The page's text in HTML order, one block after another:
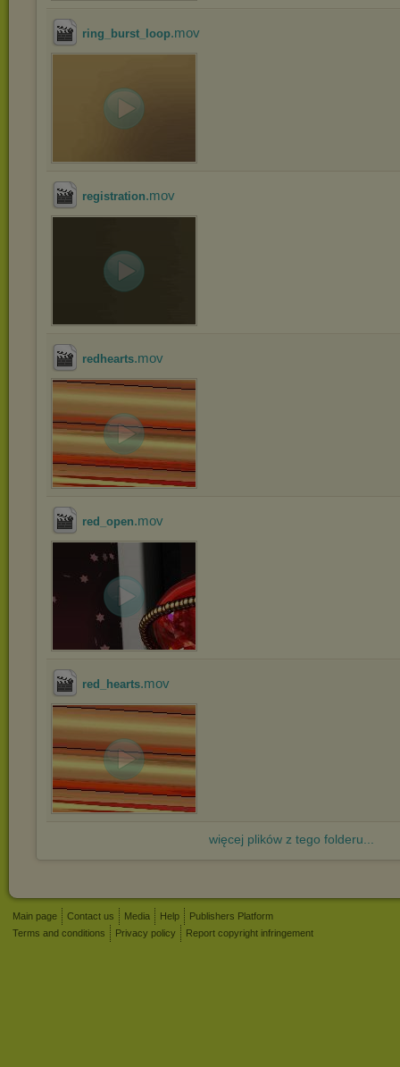
ring_burst_loop.mov
registration.mov
redhearts.mov
red_open.mov
red_hearts.mov
więcej plików z tego folderu...
Main page Contact us Media Help
Publishers Platform
Terms and conditions
Privacy policy Report copyright infringement